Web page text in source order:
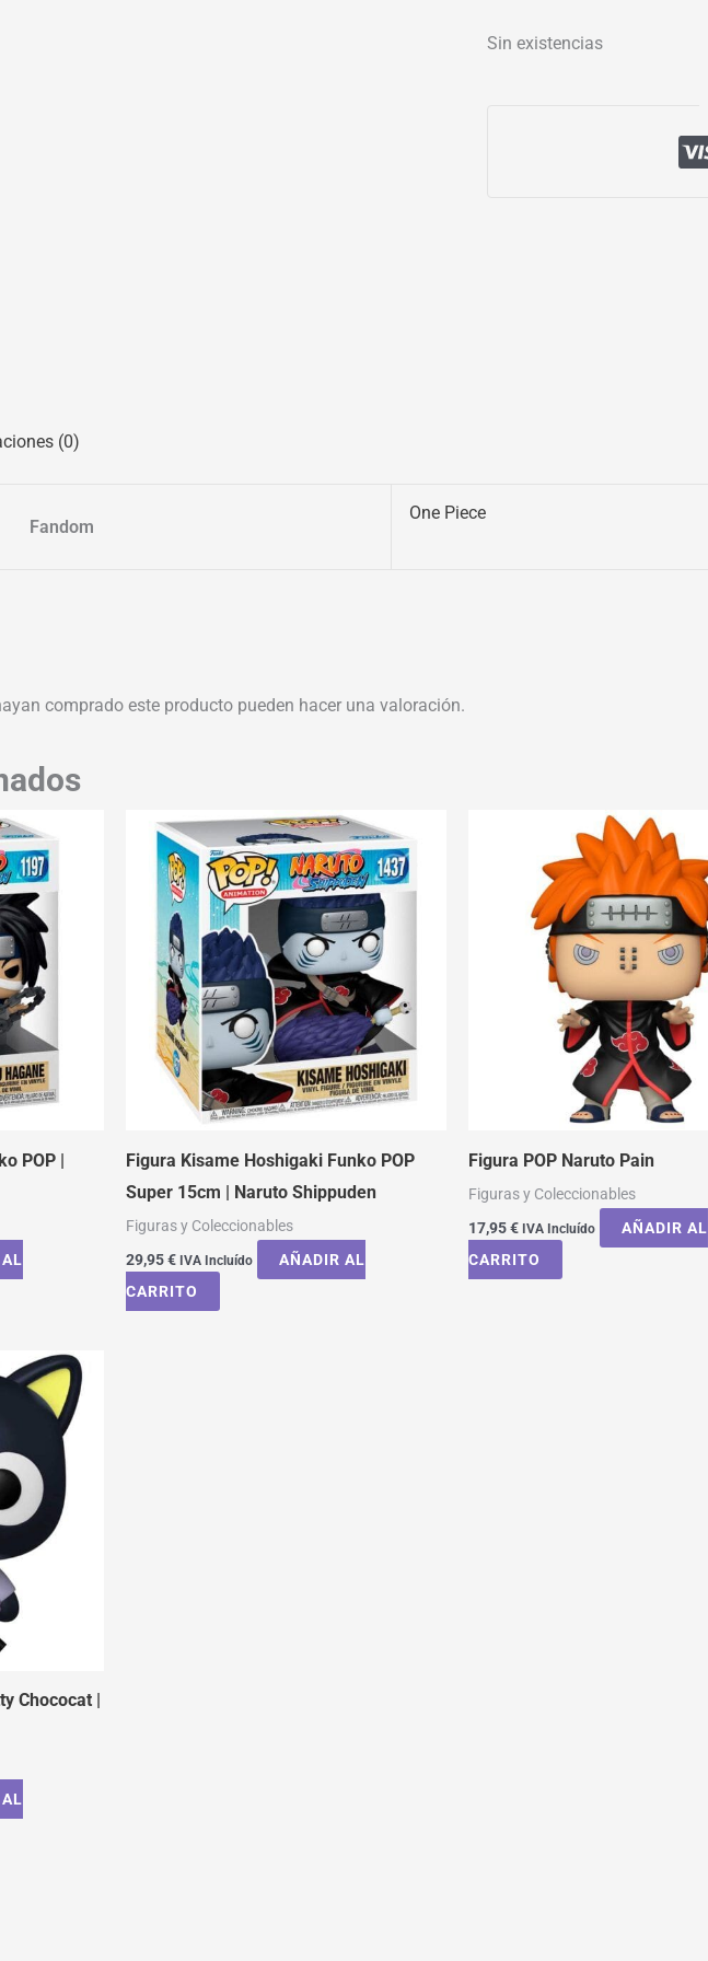
Sin existencias
(0)
Fandom
One Piece
comprado este producto pueden hacer una valoración.
POP |
Figura Kisame Hoshigaki Funko POP
Super 15cm | Naruto Shippuden
Figuras y Coleccionables
29,95€ IVA Incluído
AÑADIR AL
CARRITO
Figura POP Naruto Pain
Figuras y Coleccionables
17,95€ IVA Incluído
AÑADIR AL
CARRITO
Chococat |